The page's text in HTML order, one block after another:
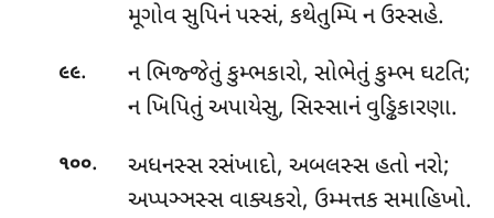
મૂગોવ સુપિનં પસ્સં, કથેતુમ્પિ ન ઉસ્સહે.
૯૯.
ન ભિજ્જેતું કુમ્ભકારો, સોભેતું કુમ્ભ ઘટતિ;
ન ખિપિતું અપાયેસુ, સિસ્સાનં વુડ્ઢિકારણા.
૧૦૦. અધનસ્સરસંખાદો, અબલસ્સ હતો નરો;
અપ્પઞ્ઞસ્સ વાક્યકરો, ઉમ્મત્તક સમાહિખો.